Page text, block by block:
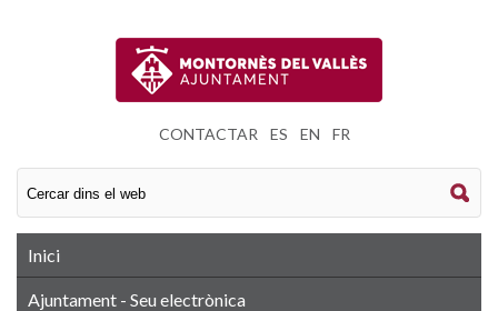
CONTACTAR ES EN FR
Inici
Ajuntament - Seu electrònica